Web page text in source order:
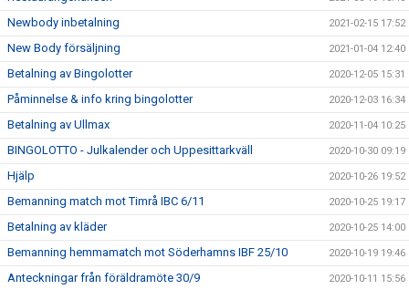
Newbody inbetalning 2021-02-15 17:52
New Body försäljning 2021-01-04 12:40
Betalning av Bingolotter 2020-12-05 15:31
Påminnelse & info kring bingolotter 2020-12-03 16:34
Betalning av Ullmax 2020-11-04 10:25
BINGOLOTTO - Julkalender och Uppesittarkväll 2020-10-30 09:19
Hjälp 2020-10-26 19:52
Bemanning match mot Timrå IBC 6/11 2020-10-25 19:17
Betalning av kläder 2020-10-25 14:00
Bemanning hemmamatch mot Söderhamns IBF 25/10 2020-10-19 19:46
Anteckningar från föräldramöte 30/9 2020-10-11 15:56